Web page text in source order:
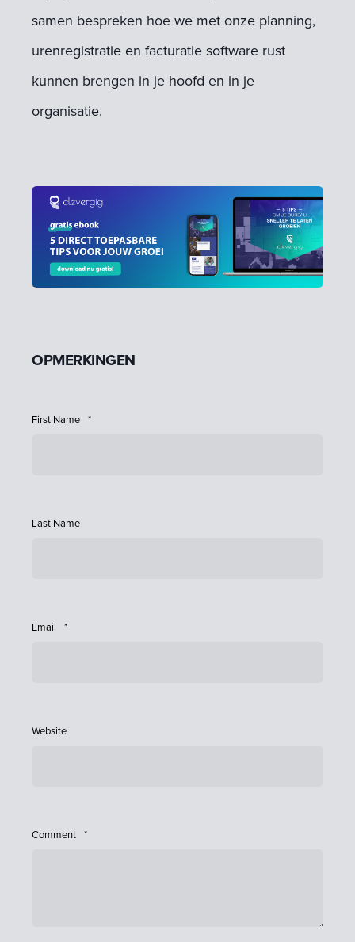
samen bespreken hoe we met onze planning,
urenregistratie en facturatie software rust
kunnen brengen in je hoofd en in je
organisatie.
OPMERKINGEN
First Name *
Last Name
Email *
Website
Comment *